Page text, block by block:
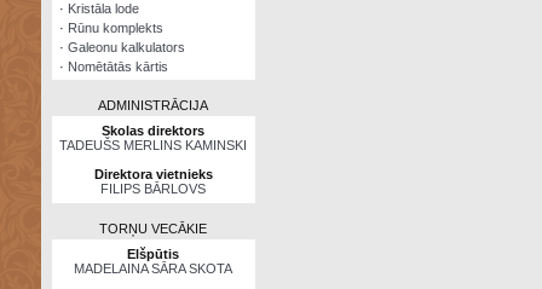
· Kristāla lode
· Rūnu komplekts
· Galeonu kalkulators
· Nomētātās kārtis
ADMINISTRĀCIJA
Skolas direktors
TADEUŠS MERLINS KAMINSKI
Direktora vietnieks
FILIPS BĀRLOVS
TORŅU VECĀKIE
Elšpūtis
MADELAINA SĀRA SKOTA